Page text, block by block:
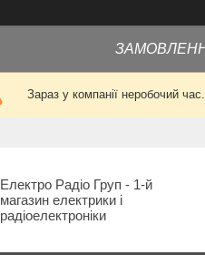
Зараз у компанії неробочий
Електро Радіо Груп - 1-й
магазин електрики і
радіоелектроніки